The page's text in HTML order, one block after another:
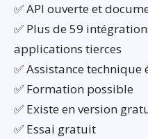
✅ API ouverte et
✅ Plus de 59
applications tierces
✅ Assistance technique
✅ Formation possible
✅ Existe en version
✅ Essai gratuit